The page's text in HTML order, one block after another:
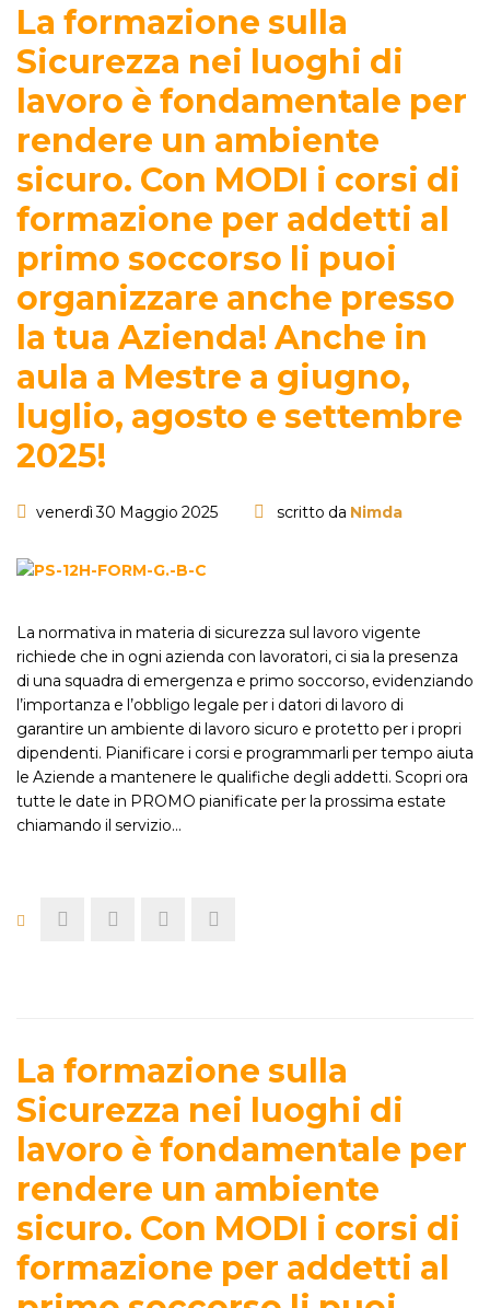
La formazione sulla
Sicurezza nei luoghi di
lavoro è fondamentale per
rendere un ambiente
sicuro. Con MODI i corsi di
formazione per addetti al
primo soccorso li puoi
organizzare anche presso
la tua Azienda! Anche in
aula a Mestre a giugno,
luglio, agosto e settembre
2025!
venerdì 30 Maggio 2025 scritto da Nimda
La normativa in materia di sicurezza sul lavoro vigente
richiede che in ogni azienda con lavoratori, ci sia la presenza
di una squadra di emergenza e primo soccorso, evidenziando
l’importanza e l’obbligo legale per i datori di lavoro di
garantire un ambiente di lavoro sicuro e protetto per i propri
dipendenti. Pianificare i corsi e programmarli per tempo aiuta
le Aziende a mantenere le qualifiche degli addetti. Scopri ora
tutte le date in PROMO pianificate per la prossima estate
chiamando il servizio…
La formazione sulla
Sicurezza nei luoghi di
lavoro è fondamentale per
rendere un ambiente
sicuro. Con MODI i corsi di
formazione per addetti al